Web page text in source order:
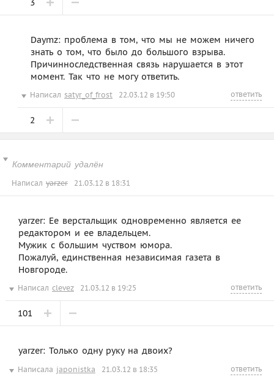
3
Daymz: проблема в том, что мы не можем ничего
знать о том, что было до большого взрыва.
Причинноследственная связь нарушается в этот
момент. Так что не могу ответить.
Написал satyr_of_frost 22.03.12 в 19:50 ответить
2
Комментарий удалён
Написал yarzer 21.03.12 в 18:31
yarzer: Ее верстальщик одновременно является ее
редактором и ее владельцем.
Мужик с большим чуством юмора.
Пожалуй, единственная независимая газета в
Новгороде.
Написал clevez 21.03.12 в 19:25 ответить
101
yarzer: Только одну руку на двоих?
Написала japonistka 21.03.12 в 18:35 ответить